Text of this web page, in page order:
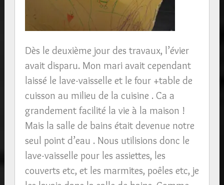
Dès le deuxième jour des travaux, l’évier
avait disparu. Mon mari avait cependant
laissé le lave-vaisselle et le four +table de
cuisson au milieu de la cuisine . Ca a
grandement facilité la vie à la maison !
Mais la salle de bains était devenue notre
seul point d’eau . Nous utilisions donc le
lave-vaisselle pour les assiettes, les
couverts etc, et les marmites, poêles etc, je